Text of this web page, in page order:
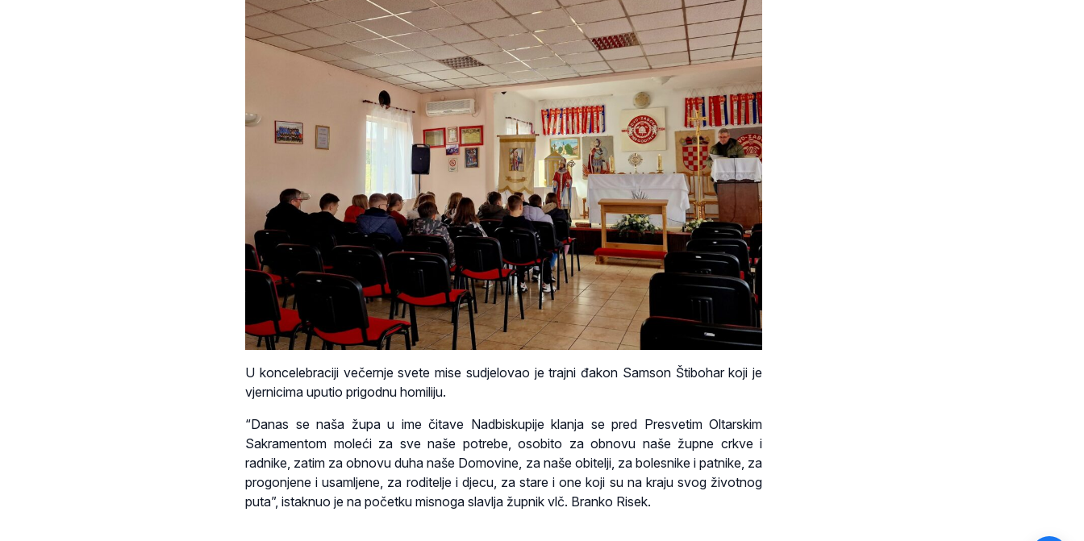
U koncelebraciji večernje svete mise sudjelovao je trajni đakon Samson Štibohar koji je
vjernicima uputio prigodnu homiliju.
“Danas se naša župa u ime čitave Nadbiskupije klanja se pred Presvetim Oltarskim
Sakramentom moleći za sve naše potrebe, osobito za obnovu naše župne crkve i
radnike, zatim za obnovu duha naše Domovine, za naše obitelji, za bolesnike i patnike, za
progonjene i usamljene, za roditelje i djecu, za stare i one koji su na kraju svog životnog
puta”, istaknuo je na početku misnoga slavlja župnik vlč. Branko Risek.